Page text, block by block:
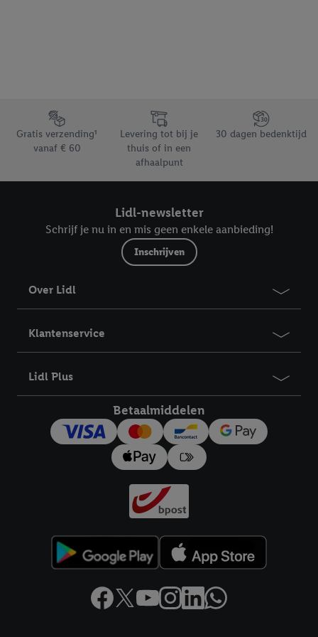
Footerelement met de verschillende USPs van Lidl.be
Gratis verzending¹
vanaf € 60
Levering tot bij je
thuis of in een
afhaalpunt
30 dagen bedenktijd
Lidl-newsletter
Schrijf je nu in en mis geen enkele aanbieding!
Inschrijven
Over Lidl
Klantenservice
Lidl Plus
Betaalmiddelen